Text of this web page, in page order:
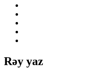
Rəy yaz